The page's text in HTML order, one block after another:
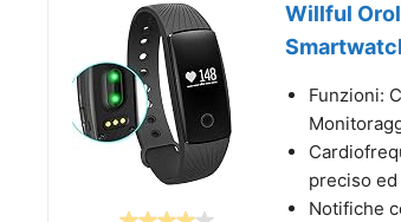
Willful
Funzioni:
preciso
Notifiche